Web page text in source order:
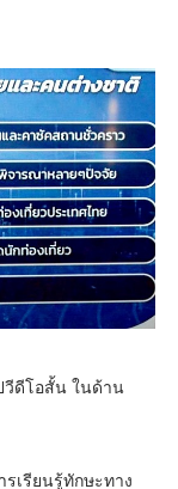
วีดีโอสั้น ในด้าน
เรียนรู้ทักษะทาง